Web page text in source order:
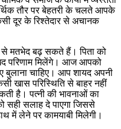
तौर पर बेहतरी के चलते आपके
दूर के रिश्तेदार से अचानक
मतभेद बढ़ सकते हैं। पिता को
परिणाम मिलेंगे। आज आपको
बुलाना चाहिए। आप शायद अपनी
खास परिस्थिति से बाहर नहीं
है। पत्नी की भावनाओं का
सलाह दे पाएगा जिससे
में लेने पर कामयाबी मिलेगी।